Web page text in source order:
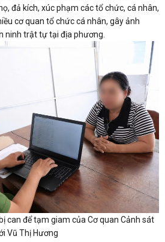
đả kích, xúc phạm các tổ chức, cá nhân,
cơ quan tổ chức cá nhân, gây ảnh
ninh trật tự tại địa phương.
can để tạm giam của Cơ quan Cảnh sát
Vũ Thị Hương